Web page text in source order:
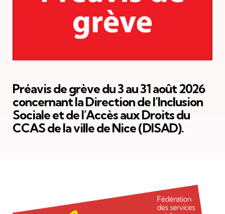
Préavis de grève du 3 au 31 août 2026
concernant la Direction de l’Inclusion
Sociale et de l’Accès aux Droits du
CCAS de la ville de Nice (DISAD).